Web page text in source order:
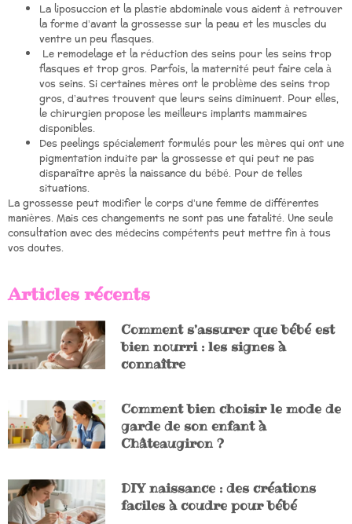
La liposuccion et la plastie abdominale vous aident à retrouver
la forme d’avant la grossesse sur la peau et les muscles du
ventre un peu flasques.
Le remodelage et la réduction des seins pour les seins trop
flasques et trop gros. Parfois, la maternité peut faire cela à
vos seins. Si certaines mères ont le problème des seins trop
gros, d’autres trouvent que leurs seins diminuent. Pour elles,
le chirurgien propose les meilleurs implants mammaires
disponibles.
Des peelings spécialement formulés pour les mères qui ont une
pigmentation induite par la grossesse et qui peut ne pas
disparaître après la naissance du bébé. Pour de telles
situations.
La grossesse peut modifier le corps d’une femme de différentes
manières. Mais ces changements ne sont pas une fatalité. Une seule
consultation avec des médecins compétents peut mettre fin à tous
vos doutes.
Articles récents
Comment s’assurer que bébé est
bien nourri : les signes à
connaître
Comment bien choisir le mode de
garde de son enfant à
Châteaugiron ?
DIY naissance : des créations
faciles à coudre pour bébé